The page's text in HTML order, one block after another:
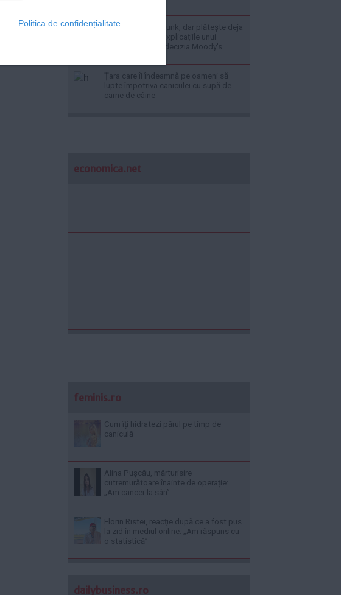
Politica de confidențialitate„România nu e în junk, dar plătește deja
ca și cum ar fi” - Explicațiile unui
economist după decizia Moody's
Țara care îi îndeamnă pe oameni să
lupte împotriva caniculei cu supă de
carne de câine
economica.net
feminis.ro
Cum îți hidratezi părul pe timp de
caniculă
Alina Pușcău, mărturisire
cutremurătoare înainte de operație:
„Am cancer la sân”
Florin Ristei, reacție după ce a fost pus
la zid în mediul online: „Am răspuns cu
o statistică”
dailybusiness.ro